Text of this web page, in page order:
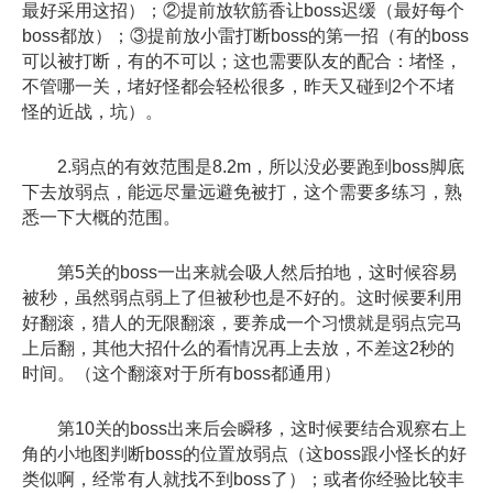
最好采用这招）；②提前放软筋香让boss迟缓（最好每个
boss都放）；③提前放小雷打断boss的第一招（有的boss
可以被打断，有的不可以；这也需要队友的配合：堵怪，
不管哪一关，堵好怪都会轻松很多，昨天又碰到2个不堵
怪的近战，坑）。
2.弱点的有效范围是8.2m，所以没必要跑到boss脚底
下去放弱点，能远尽量远避免被打，这个需要多练习，熟
悉一下大概的范围。
第5关的boss一出来就会吸人然后拍地，这时候容易
被秒，虽然弱点弱上了但被秒也是不好的。这时候要利用
好翻滚，猎人的无限翻滚，要养成一个习惯就是弱点完马
上后翻，其他大招什么的看情况再上去放，不差这2秒的
时间。（这个翻滚对于所有boss都通用）
第10关的boss出来后会瞬移，这时候要结合观察右上
角的小地图判断boss的位置放弱点（这boss跟小怪长的好
类似啊，经常有人就找不到boss了）；或者你经验比较丰